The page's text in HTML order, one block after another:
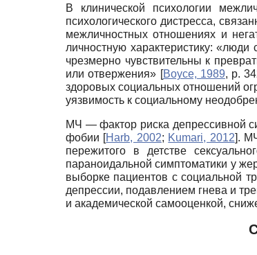
В клинической психологии
психологического дистресса,
межличностных отношениях и
личностную характеристику:
чрезмерно чувствительны к
или отвержения» [Boyce, 1989, р.
здоровых социальных отношений
уязвимость к социальному
МЧ — фактор риска депрессивной
фобии [Harb, 2002; Kumari, 2012].
пережитого в детстве
параноидальной симптоматики у
выборке пациентов с социальной
депрессии, подавлением гнева и
и академической самооценкой,